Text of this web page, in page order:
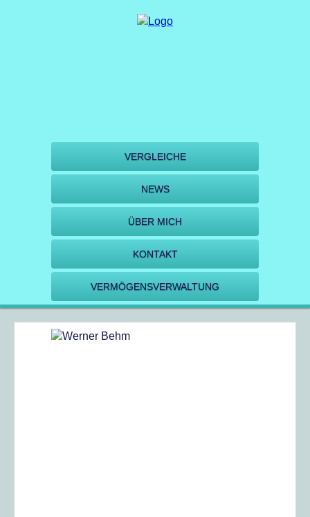
VERGLEICHE
NEWS
ÜBER MICH
KONTAKT
VERMÖGENSVERWALTUNG